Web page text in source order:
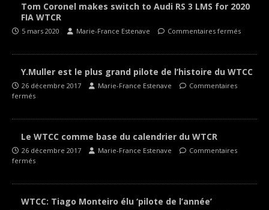
Tom Coronel makes switch to Audi RS 3 LMS for 2020
FIA WTCR
5 mars 2020 Marie-France Estenave Commentaires fermés
Y.Muller est le plus grand pilote de l’histoire du WTCC
26 décembre 2017 Marie-France Estenave
Commentaires
fermés
Le WTCC comme base du calendrier du WTCR
26 décembre 2017 Marie-France Estenave
Commentaires
fermés
WTCC: Tiago Monteiro élu ‘pilote de l’année’